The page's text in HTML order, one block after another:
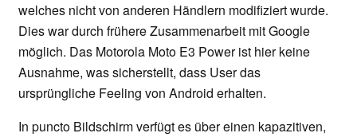
welches nicht von anderen Händlern modifiziert wurde.
Dies war durch frühere Zusammenarbeit mit Google
möglich. Das Motorola Moto E3 Power ist hier keine
Ausnahme, was sicherstellt, dass User das
ursprüngliche Feeling von Android erhalten.
In puncto Bildschirm verfügt es über einen kapazitiven,